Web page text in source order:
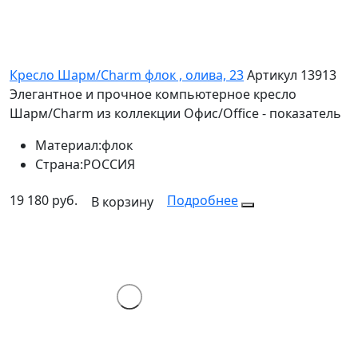
Кресло Шарм/Charm флок , олива, 23Артикул 13913
Элегантное и прочное компьютерное кресло
Шарм/Charm из коллекции Офис/Office - показатель
Материал:флок
Страна:РОССИЯ
19 180 руб. В корзину Подробнее